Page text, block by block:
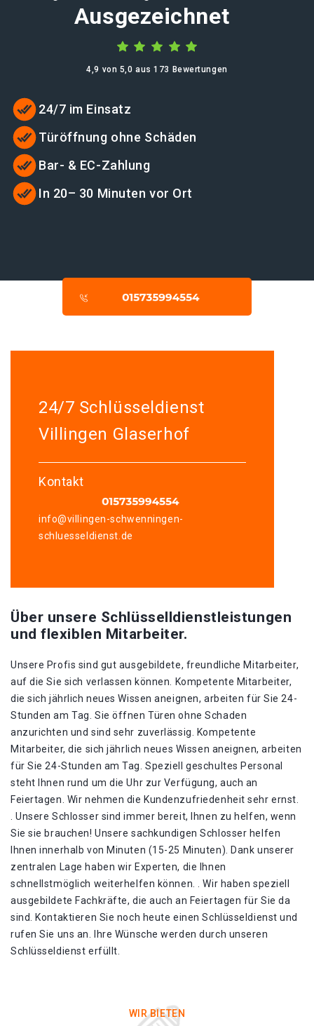
Ausgezeichnet
4,9 von 5,0 aus 173 Bewertungen
24/7 im Einsatz
Türöffnung ohne Schäden
Bar- & EC-Zahlung
In 20– 30 Minuten vor Ort
24/7 Schlüsseldienst
Villingen Glaserhof
Kontakt
info@villingen-schwenningen-
schluesseldienst.de
Über unsere Schlüsselldienstleistungen
und flexiblen Mitarbeiter.
Unsere Profis sind gut ausgebildete, freundliche Mitarbeiter,
auf die Sie sich verlassen können. Kompetente Mitarbeiter,
die sich jährlich neues Wissen aneignen, arbeiten für Sie 24-
Stunden am Tag. Sie öffnen Türen ohne Schaden
anzurichten und sind sehr zuverlässig. Kompetente
Mitarbeiter, die sich jährlich neues Wissen aneignen, arbeiten
für Sie 24-Stunden am Tag. Speziell geschultes Personal
steht Ihnen rund um die Uhr zur Verfügung, auch an
Feiertagen. Wir nehmen die Kundenzufriedenheit sehr ernst.
. Unsere Schlosser sind immer bereit, Ihnen zu helfen, wenn
Sie sie brauchen! Unsere sachkundigen Schlosser helfen
Ihnen innerhalb von Minuten (15-25 Minuten). Dank unserer
zentralen Lage haben wir Experten, die Ihnen
schnellstmöglich weiterhelfen können. . Wir haben speziell
ausgebildete Fachkräfte, die auch an Feiertagen für Sie da
sind. Kontaktieren Sie noch heute einen Schlüsseldienst und
rufen Sie uns an. Ihre Wünsche werden durch unseren
Schlüsseldienst erfüllt.
WIR BIETEN